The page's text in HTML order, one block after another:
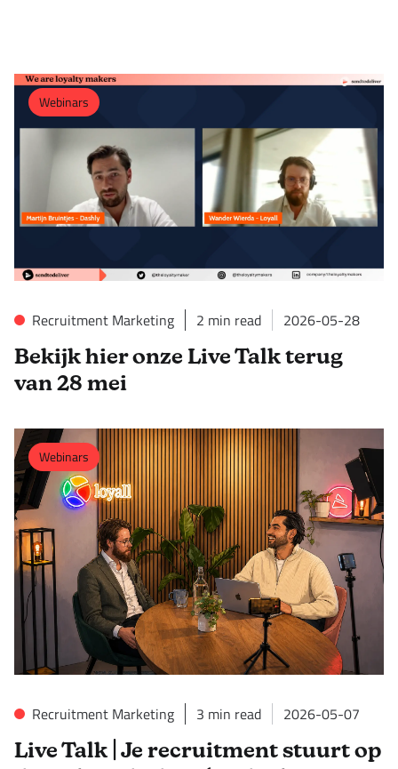
Webinars
Recruitment Marketing 2 min read 2026-05-28
Bekijk hier onze Live Talk terug
van 28 mei
Webinars
Recruitment Marketing 3 min read 2026-05-07
Live Talk | Je recruitment stuurt op